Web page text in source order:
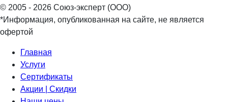
© 2005 - 2026 Союз-эксперт (ООО)
*Информация, опубликованная на сайте, не является
офертой
Главная
Услуги
Сертификаты
Акции | Скидки